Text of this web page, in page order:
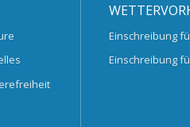
Einschreibung
Einschreibung